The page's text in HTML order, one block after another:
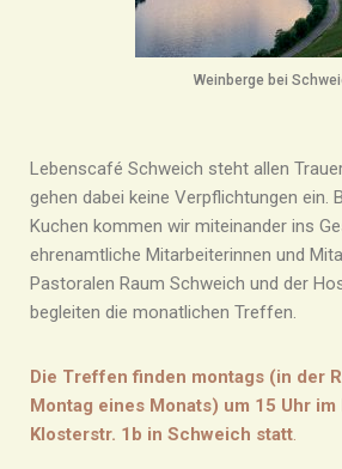
Weinberge bei
Lebenscafé Schweich steht allen
gehen dabei keine Verpflichtungen ein.
Kuchen kommen wir miteinander ins
ehrenamtliche Mitarbeiterinnen und
Pastoralen Raum Schweich und der
begleiten die monatlichen Treffen.
Die Treffen finden montags (in der
Montag eines Monats) um 15 Uhr im
Klosterstr. 1b in Schweich statt.